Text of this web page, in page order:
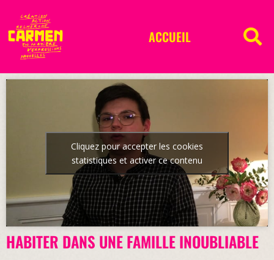
ACCUEIL
Cliquez pour accepter les cookies
statistiques et activer ce contenu
HABITER DANS UNE FAMILLE INOUBLIABLE